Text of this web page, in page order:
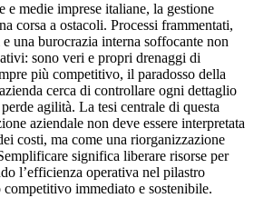
medie imprese italiane, la gestione
corsa a ostacoli. Processi frammentati,
una burocrazia interna soffocante non
sono veri e propri drenaggi di
più competitivo, il paradosso della
cerca di controllare ogni dettaglio
agilità. La tesi centrale di questa
aziendale non deve essere interpretata
costi, ma come una riorganizzazione
significa liberare risorse per
l’efficienza operativa nel pilastro
immediato e sostenibile.